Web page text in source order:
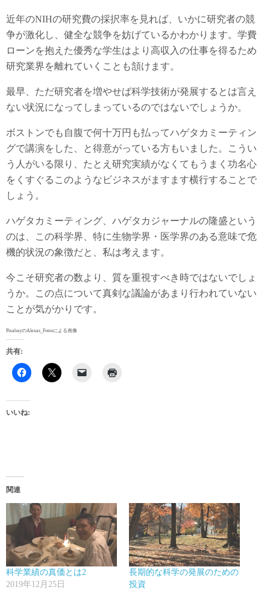
近年のNIHの研究費の採択率を見れば、いかに研究者の競
争が激化し、健全な競争を妨げているかわかります。学費
ローンを抱えた優秀な学生はより高収入の仕事を得るため
研究業界を離れていくことも頷けます。
最早、ただ研究者を増やせば科学技術が発展するとは言え
ない状況になってしまっているのではないでしょうか。
ボストンでも自腹で何十万円も払ってハゲタカミーティン
グで講演をした、と得意がっている方もいました。こうい
う人がいる限り、たとえ研究実績がなくてもうまく功名心
をくすぐるこのようなビジネスがますます横行することで
しょう。
ハゲタカミーティング、ハゲタカジャーナルの隆盛という
のは、この科学界、特に生物学界・医学界のある意味で危
機的状況の象徴だと、私は考えます。
今こそ研究者の数より、質を重視すべき時ではないでしょ
うか。この点について真剣な議論があまり行われていない
ことが気がかりです。
PixabayのAlexas_Fotosによる画像
共有:
いいね:
関連
科学業績の真価とは2
2019年12月25日
長期的な科学の発展のための
投資